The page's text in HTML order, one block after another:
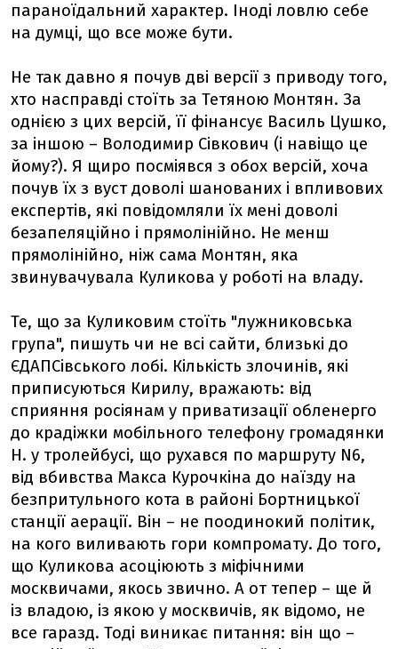
параноїдальний характер. Іноді ловлю себе
на думці, що все може бути.
Не так давно я почув дві версії з приводу того,
хто насправді стоїть за Тетяною Монтян. За
однією з цих версій, її фінансує Василь Цушко,
за іншою – Володимир Сівкович (і навіщо це
йому?). Я щиро посміявся з обох версій, хоча
почув їх з вуст доволі шанованих і впливових
експертів, які повідомляли їх мені доволі
безапеляційно і прямолінійно. Не менш
прямолінійно, ніж сама Монтян, яка
звинувачувала Куликова у роботі на владу.
Те, що за Куликовим стоїть "лужниковська
група", пишуть чи не всі сайти, близькі до
ЄДАПСівського лобі. Кількість злочинів, які
приписуються Кирилу, вражають: від
сприяння росіянам у приватизації обленерго
до крадіжки мобільного телефону громадянки
Н. у тролейбусі, що рухався по маршруту N6,
від вбивства Макса Курочкіна до наїзду на
безпритульного кота в районі Бортницької
станції аерації. Він – не поодинокий політик,
на кого виливають гори компромату. До того,
що Куликова асоціюють з міфічними
москвичами, якось звично. А от тепер – ще й
із владою, із якою у москвичів, як відомо, не
все гаразд. Тоді виникає питання: він що –